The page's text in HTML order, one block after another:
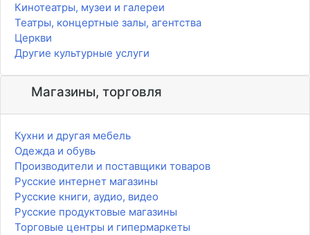
Кинотеатры, музеи и галереи
Театры, концертные залы, агентства
Церкви
Другие культурные услуги
Магазины, торговля
Кухни и другая мебель
Одежда и обувь
Производители и поставщики товаров
Русские интернет магазины
Русские книги, аудио, видео
Русские продуктовые магазины
Торговые центры и гипермаркеты